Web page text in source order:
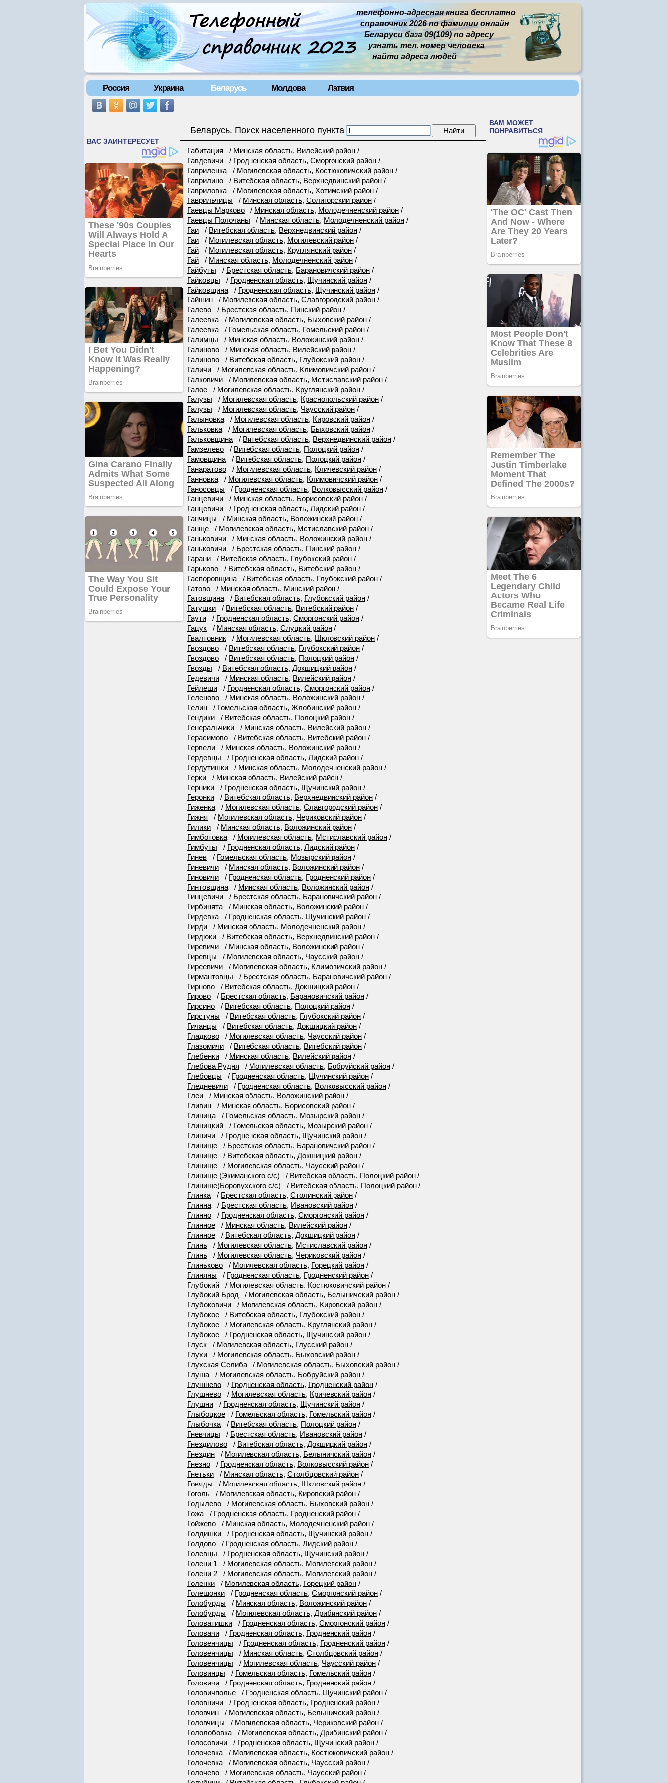
телефонно-адресная книга бесплатно
справочник 2026 по фамилии онлайн
Беларуси база 09(109) по адресу
узнать тел. номер человека
найти адреса людей
Россия Украина Беларусь Молдова Латвия
Беларусь. Поиск населенного пункта
Габитация / Минская область, Вилейский район /
Гавдевичи / Гродненская область, Сморгонский район /
Гавриленка / Могилевская область, Костюковичский район /
Гаврилино / Витебская область, Верхнедвинский район /
Гавриловка / Могилевская область, Хотимский район /
Гаврильчицы / Минская область, Солигорский район /
Гаевцы Марково / Минская область, Молодечненский район /
Гаевцы Полочаны / Минская область, Молодечненский район /
Гаи / Витебская область, Верхнедвинский район /
Гаи / Могилевская область, Могилевский район /
Гай / Могилевская область, Круглянский район /
Гай / Минская область, Молодечненский район /
Гайбуты / Брестская область, Барановичский район /
Гайковцы / Гродненская область, Щучинский район /
Гайковщина / Гродненская область, Щучинский район /
Гайшин / Могилевская область, Славгородский район /
Галево / Брестская область, Пинский район /
Галеевка / Могилевская область, Быховский район /
Галеевка / Гомельская область, Гомельский район /
Галимцы / Минская область, Воложинский район /
Галиново / Минская область, Вилейский район /
Галиново / Витебская область, Глубокский район /
Галичи / Могилевская область, Климовичский район /
Галковичи / Могилевская область, Мстиславский район /
Галое / Могилевская область, Круглянский район /
Галузы / Могилевская область, Краснопольский район /
Галузы / Могилевская область, Чаусский район /
Галыновка / Могилевская область, Кировский район /
Гальковка / Могилевская область, Быховский район /
Гальковщина / Витебская область, Верхнедвинский район /
Гамзелево / Витебская область, Полоцкий район /
Гамовщина / Витебская область, Полоцкий район /
Ганаратово / Могилевская область, Кличевский район /
Ганновка / Могилевская область, Климовичский район /
Ганосовцы / Гродненская область, Волковысский район /
Ганцевичи / Минская область, Борисовский район /
Ганцевичи / Гродненская область, Лидский район /
Ганчицы / Минская область, Воложинский район /
Ганще / Могилевская область, Мстиславский район /
Ганьковичи / Минская область, Воложинский район /
Ганьковичи / Брестская область, Пинский район /
Гарани / Витебская область, Глубокский район /
Гарьково / Витебская область, Витебский район /
Гаспоровщина / Витебская область, Глубокский район /
Гатово / Минская область, Минский район /
Гатовщина / Витебская область, Глубокский район /
Гатушки / Витебская область, Витебский район /
Гаути / Гродненская область, Сморгонский район /
Гацук / Минская область, Слуцкий район /
Гвалтовник / Могилевская область, Шкловский район /
Гвоздово / Витебская область, Глубокский район /
Гвоздово / Витебская область, Полоцкий район /
Гвозды / Витебская область, Докшицкий район /
Гедевичи / Минская область, Вилейский район /
Гейлеши / Гродненская область, Сморгонский район /
Геленово / Минская область, Воложинский район /
Гелин / Гомельская область, Жлобинский район /
Гендики / Витебская область, Полоцкий район /
Генеральчики / Минская область, Вилейский район /
Герасимово / Витебская область, Витебский район /
Гервели / Минская область, Воложинский район /
Гердевцы / Гродненская область, Лидский район /
Гердутишки / Минская область, Молодечненский район /
Герки / Минская область, Вилейский район /
Герники / Гродненская область, Щучинский район /
Геронки / Витебская область, Верхнедвинский район /
Гиженка / Могилевская область, Славгородский район /
Гижня / Могилевская область, Чериковский район /
Гилики / Минская область, Воложинский район /
Гимботовка / Могилевская область, Мстиславский район /
Гимбуты / Гродненская область, Лидский район /
Гинев / Гомельская область, Мозырский район /
Гиневичи / Минская область, Воложинский район /
Гиновичи / Гродненская область, Гродненский район /
Гинтовщина / Минская область, Воложинский район /
Гинцевичи / Брестская область, Барановичский район /
Гирбинята / Минская область, Воложинский район /
Гирдевка / Гродненская область, Щучинский район /
Гирди / Минская область, Молодечненский район /
Гирдюки / Витебская область, Верхнедвинский район /
Гиревичи / Минская область, Воложинский район /
Гиревцы / Могилевская область, Чаусский район /
Гиреевичи / Могилевская область, Климовичский район /
Гирмантовцы / Брестская область, Барановичский район /
Гирново / Витебская область, Докшицкий район /
Гирово / Брестская область, Барановичский район /
Гирсино / Витебская область, Полоцкий район /
Гирстуны / Витебская область, Глубокский район /
Гичанцы / Витебская область, Докшицкий район /
Гладково / Могилевская область, Чаусский район /
Глазомичи / Витебская область, Витебский район /
Глебенки / Минская область, Вилейский район /
Глебова Рудня / Могилевская область, Бобруйский район /
Глебовцы / Гродненская область, Щучинский район /
Гледневичи / Гродненская область, Волковысский район /
Глеи / Минская область, Воложинский район /
Гливин / Минская область, Борисовский район /
Глиница / Гомельская область, Мозырский район /
Глиницкий / Гомельская область, Мозырский район /
Глиничи / Гродненская область, Щучинский район /
Глинище / Брестская область, Барановичский район /
Глинище / Витебская область, Докшицкий район /
Глинище / Могилевская область, Чаусский район /
Глинище (Экиманского с/с) / Витебская область, Полоцкий район /
Глинище(Боровухского с/с) / Витебская область, Полоцкий район /
Глинка / Брестская область, Столинский район /
Глинна / Брестская область, Ивановский район /
Глинно / Гродненская область, Сморгонский район /
Глинное / Минская область, Вилейский район /
Глинное / Витебская область, Докшицкий район /
Глинь / Могилевская область, Мстиславский район /
Глинь / Могилевская область, Чериковский район /
Глиньково / Могилевская область, Горецкий район /
Глиняны / Гродненская область, Гродненский район /
Глубокий / Могилевская область, Костюковичский район /
Глубокий Брод / Могилевская область, Белыничский район /
Глубоковичи / Могилевская область, Кировский район /
Глубокое / Витебская область, Глубокский район /
Глубокое / Могилевская область, Круглянский район /
Глубокое / Гродненская область, Щучинский район /
Глуск / Могилевская область, Глусский район /
Глухи / Могилевская область, Быховский район /
Глухская Селиба / Могилевская область, Быховский район /
Глуша / Могилевская область, Бобруйский район /
Глушнево / Гродненская область, Гродненский район /
Глушнево / Могилевская область, Кричевский район /
Глушни / Гродненская область, Щучинский район /
Глыбоцкое / Гомельская область, Гомельский район /
Глыбочка / Витебская область, Полоцкий район /
Гневчицы / Брестская область, Ивановский район /
Гнездилово / Витебская область, Докшицкий район /
Гнездин / Могилевская область, Белыничский район /
Гнезно / Гродненская область, Волковысский район /
Гнетьки / Минская область, Столбцовский район /
Говяды / Могилевская область, Шкловский район /
Гоголь / Могилевская область, Кировский район /
Годылево / Могилевская область, Быховский район /
Гожа / Гродненская область, Гродненский район /
Гойжево / Минская область, Молодечненский район /
Голдишки / Гродненская область, Щучинский район /
Голдово / Гродненская область, Лидский район /
Голевцы / Гродненская область, Щучинский район /
Голени 1 / Могилевская область, Могилевский район /
Голени 2 / Могилевская область, Могилевский район /
Голенки / Могилевская область, Горецкий район /
Голешонки / Гродненская область, Сморгонский район /
Голобурды / Минская область, Воложинский район /
Голобурды / Могилевская область, Дрибинский район /
Головатишки / Гродненская область, Сморгонский район /
Головачи / Гродненская область, Гродненский район /
Головенчицы / Гродненская область, Гродненский район /
Головенчицы / Минская область, Столбцовский район /
Головенчицы / Могилевская область, Чаусский район /
Головинцы / Гомельская область, Гомельский район /
Головичи / Гродненская область, Гродненский район /
Головичполье / Гродненская область, Щучинский район /
Головничи / Гродненская область, Гродненский район /
Головчин / Могилевская область, Белыничский район /
Головчицы / Могилевская область, Чериковский район /
Гололобовка / Могилевская область, Дрибинский район /
Голосовичи / Гродненская область, Щучинский район /
Голочевка / Могилевская область, Костюковичский район /
Голочевка / Могилевская область, Чаусский район /
Голочево / Могилевская область, Чаусский район /